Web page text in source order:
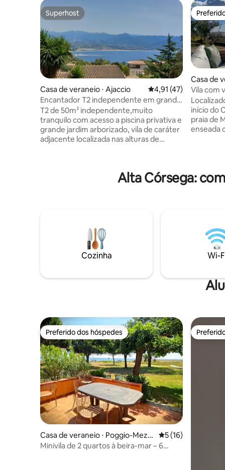
Superhost
Superhost
Casa de veraneio ⋅ Ajaccio 4,91 de uma
4,91 (47)
Encantador T2 independente em grande
propriedade privada
T2 de 50m² independente,muito
tranquilo com acesso a piscina privativa e
grande jardim arborizado, vila de caráter
adjacente localizada nas alturas de
di Feno. Este apartamento bem
roupa de cama fornecida, acesso à
lavanderia, área externa arborizada e
Casa de
ia-di-Lota
Vila com
Cap
início do
praia de
enseada
Size, um
sala de
Alta Córsega:
Cozinha Wi-
Preferido dos hóspedes
Preferido dos hóspedes
Casa de veraneio ⋅ Poggio-Mezz
ana
5 de uma avaliação
5 (16)
Minivila de 2 quartos à beira-mar – 6